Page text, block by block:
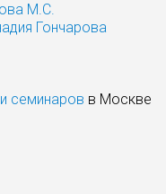
М.С.
Гончарова
семинаров в Москве